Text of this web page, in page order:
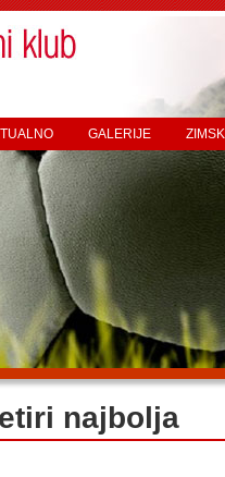
GALERIJE
najbolja